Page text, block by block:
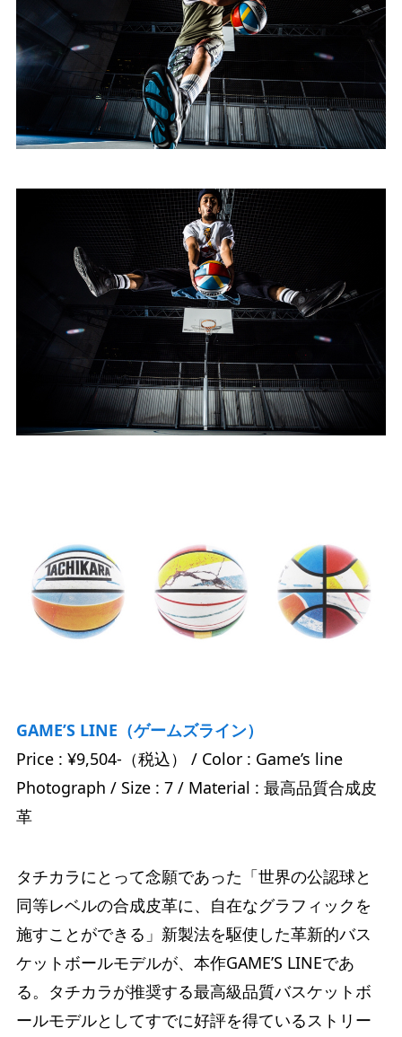
GAME’S LINE（ゲームズライン）
Price : ¥9,504-（税込） / Color : Game’s line
Photograph / Size : 7 / Material : 最高品質合成皮
革
タチカラにとって念願であった「世界の公認球と
同等レベルの合成皮革に、自在なグラフィックを
施すことができる」新製法を駆使した革新的バス
ケットボールモデルが、本作GAME’S LINEであ
る。タチカラが推奨する最高級品質バスケットボ
ールモデルとしてすでに好評を得ているストリー